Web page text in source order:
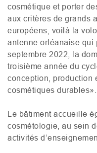
cosmétique et porter
aux critères de grands
européens, voilà la
antenne orléanaise qui
septembre 2022, la
troisième année du
conception, production
cosmétiques durables».
Le bâtiment accueille
cosmétologie, au sein
activités